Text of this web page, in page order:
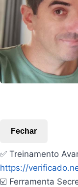
Fechar
✅ Treinamento
https://
☑️ Ferramenta